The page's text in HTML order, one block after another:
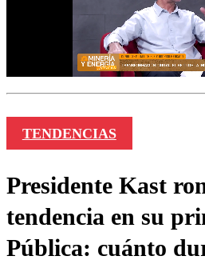
TENDENCIAS
Presidente Kast
tendencia en su
Pública: cuánto